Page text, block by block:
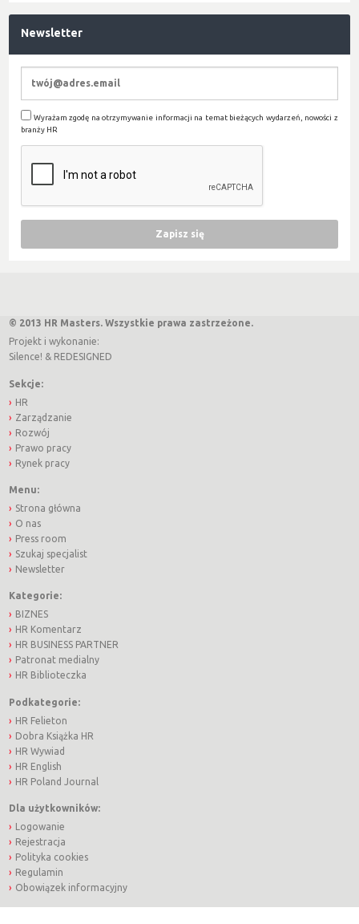
Newsletter
Wyrażam zgodę na otrzymywanie informacji na temat bieżących wydarzeń, nowości z
branży HR
© 2013 HR Masters. Wszystkie prawa zastrzeżone.
Projekt i wykonanie:
Silence! & REDESIGNED
Sekcje:
HR
Zarządzanie
Rozwój
Prawo pracy
Rynek pracy
Menu:
Strona główna
O nas
Press room
Szukaj specjalist
Newsletter
Kategorie:
BIZNES
HR Komentarz
HR BUSINESS PARTNER
Patronat medialny
HR Biblioteczka
Podkategorie:
HR Felieton
Dobra Książka HR
HR Wywiad
HR English
HR Poland Journal
Dla użytkowników:
Logowanie
Rejestracja
Polityka cookies
Regulamin
Obowiązek informacyjny